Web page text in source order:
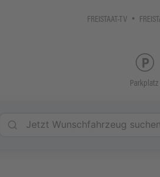
FREISTAAT-TV
Parkplatz